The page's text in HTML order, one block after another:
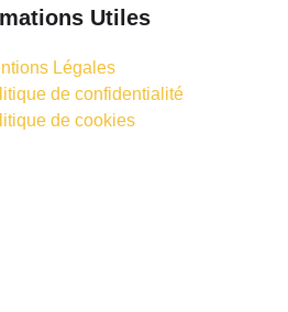
Utiles
Légales
de confidentialité
de cookies